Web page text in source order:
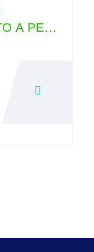
A PEÑA